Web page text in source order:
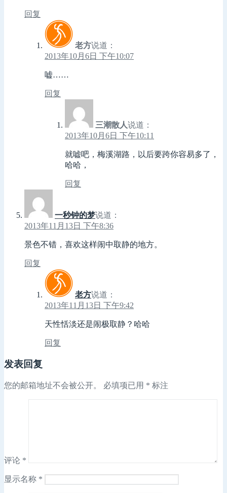
回复
老方说道：
2013年10月6日 下午10:07
嘘……
回复
三潮散人说道：
2013年10月6日 下午10:11
就嘘吧，梅溪湖路，以后要跨你容易多了，
哈哈，
回复
一秒钟的梦说道：
2013年11月13日 下午8:36
景色不错，喜欢这样闹中取静的地方。
回复
老方说道：
2013年11月13日 下午9:42
天性恬淡还是闹极取静？哈哈
回复
发表回复
您的邮箱地址不会被公开。 必填项已用 * 标注
评论 *
显示名称 *